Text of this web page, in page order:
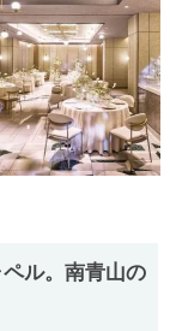
ル。南青山の